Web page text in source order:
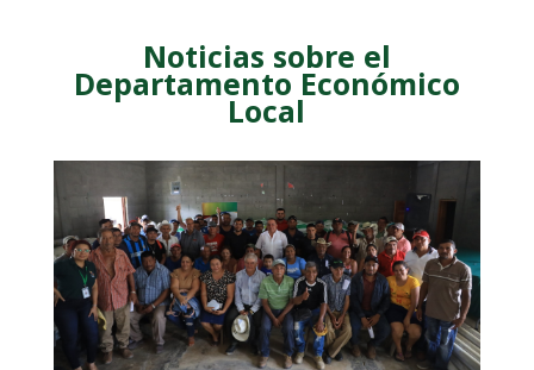
Noticias sobre el
Departamento Económico
Local